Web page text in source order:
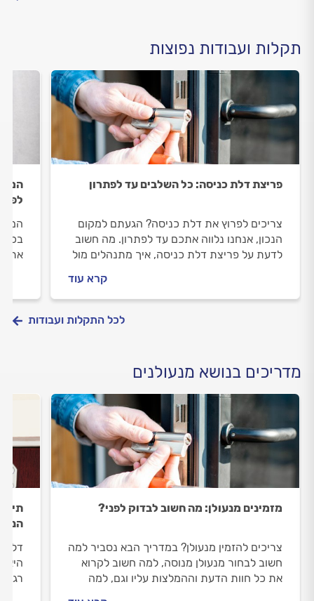
תקלות ועבודות נפוצות
פריצת דלת כניסה: כל השלבים עד לפתרון
צריכים לפרוץ את דלת כניסה? הגעתם למקום
הנכון, אנחנו נלווה אתכם עד לפתרון. מה חשוב
לדעת על פריצת דלת כניסה, איך מתנהלים מול
קרא עוד
בכל
את
לכל התקלות ועבודות
מדריכים בנושא מנעולנים
מזמינים מנעולן: מה חשוב לבדוק לפני?
צריכים להזמין מנעולן? במדריך הבא נסביר למה
חשוב לבחור מנעולן מנוסה, למה חשוב לקרוא
את כל חוות הדעת וההמלצות עליו וגם, למה
דלת
היא